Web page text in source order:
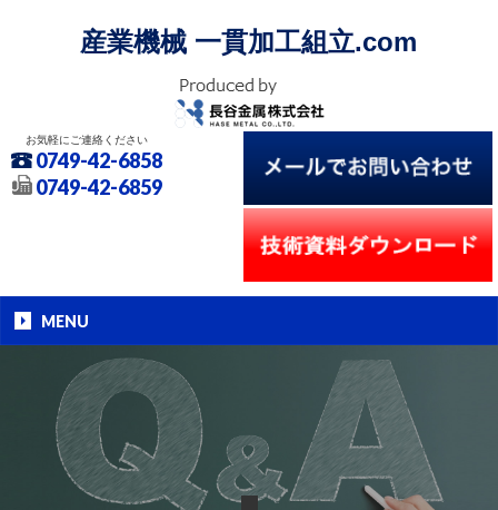
産業機械 一貫加工組立.com
お気軽にご連絡ください
0749-42-6858
0749-42-6859
MENU